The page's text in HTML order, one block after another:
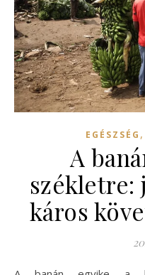
EGÉSZSÉG ,
A
székletre:
káros